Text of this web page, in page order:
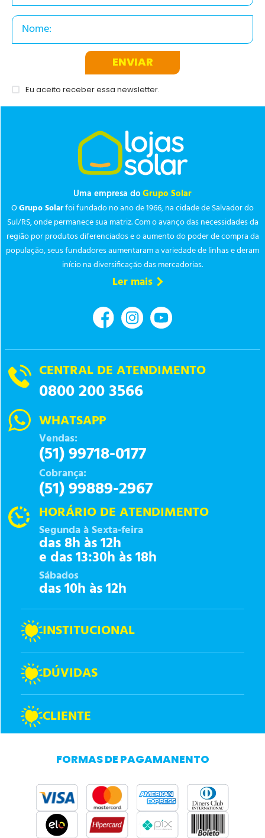
ENVIAR
Eu aceito receber essa newsletter.
Uma empresa doGrupo Solar
OGrupo Solarfoi fundado no ano de 1966, na cidade de Salvador do
Sul/RS, onde permanece sua matriz. Com o avanço das necessidades da
região por produtos diferenciados e o aumento do poder de compra da
população, seus fundadores aumentaram a variedade de linhas e deram
início na diversificação das mercadorias.
Ler mais
CENTRAL DE ATENDIMENTO
0800 200 3566
WHATSAPP
Vendas:
(51) 99718-0177
Cobrança:
(51) 99889-2967
HORÁRIO DE ATENDIMENTO
Segunda à Sexta-feira
das 8h às 12h
e das 13:30h às 18h
Sábados
das 10h às 12h
INSTITUCIONAL
DÚVIDAS
CLIENTE
FORMAS DE PAGAMANENTO